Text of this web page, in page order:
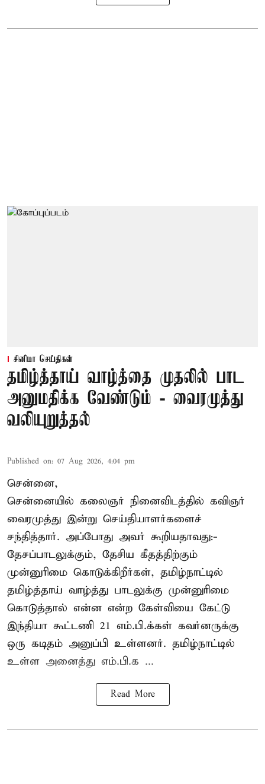
சினிமா செய்திகள்
தமிழ்த்தாய் வாழ்த்தை முதலில் பாட
அனுமதிக்க வேண்டும் - வைரமுத்து
வலியுறுத்தல்
Published on: 07 Aug 2026, 4:04 pm
சென்னை,
சென்னையில் கலைஞர் நினைவிடத்தில் கவிஞர்
வைரமுத்து இன்று செய்தியாளர்களைச்
சந்தித்தார். அப்போது அவர் கூறியதாவது:-
தேசப்பாடலுக்கும், தேசிய கீதத்திற்கும்
முன்னுரிமை கொடுக்கிறீர்கள், தமிழ்நாட்டில்
தமிழ்த்தாய் வாழ்த்து பாடலுக்கு முன்னுரிமை
கொடுத்தால் என்ன என்ற கேள்வியை கேட்டு
இந்தியா கூட்டணி 21 எம்.பி.க்கள் கவர்னருக்கு
ஒரு கடிதம் அனுப்பி உள்ளனர். தமிழ்நாட்டில்
உள்ள அனைத்து எம்.பி.க ...
Read More